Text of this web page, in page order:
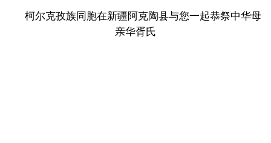
柯尔克孜族同胞在新疆阿克陶县与您一起恭祭中华母
亲华胥氏